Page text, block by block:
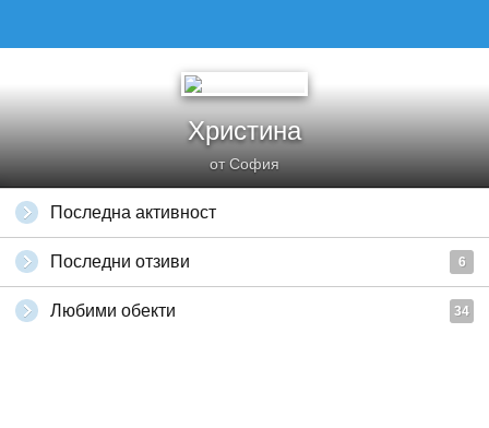
Христина
от София
Последна активност
Последни отзиви 6
Любими обекти 34